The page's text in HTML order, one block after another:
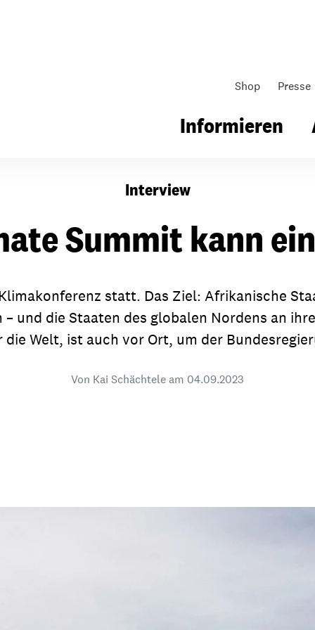
Shop Presse
Informieren
Wo wir arbeiten
Über unsere politische Arbeit
Stipendien
für Schule & Jugend
& Seminare
Kollekten
Fürbitten
Jugend &
Regionale Kontakte
Interview
Summit kann
statt. Das Ziel: Afrikanische
und die Staaten des globalen Nordens an
Welt, ist auch vor Ort, um der
Von Kai Schächtele am 04.09.2023